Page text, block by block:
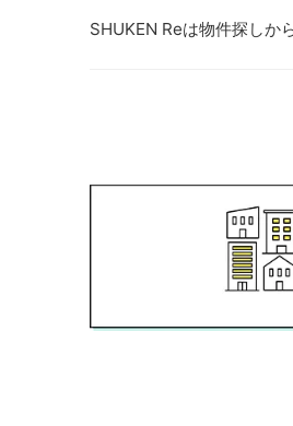
SHUKEN Reは物件探しか